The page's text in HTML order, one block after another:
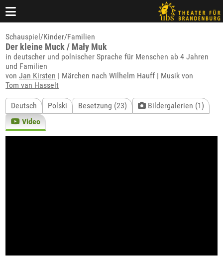
Schauspiel/Kinder/Familien
Der kleine Muck / Mały Muk
in deutscher und polnischer Sprache für Menschen ab 4 Jahren
und Familien
vonJan Kirsten | Märchen nach Wilhelm Hauff | Musik von
Tom van Hasselt
Deutsch Polski Besetzung (23)
Bildergalerien (1)
Video